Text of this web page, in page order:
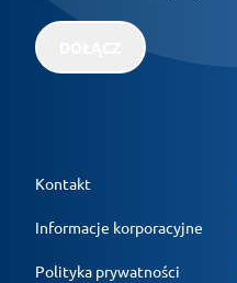
Kontakt
Informacje korporacyjne
Polityka prywatności